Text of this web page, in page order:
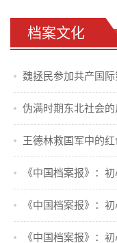
档案文化
伪满时期东北社会
王德林救国军中的